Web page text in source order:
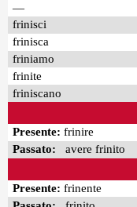
—
frinisci
frinisca
friniamo
frinite
friniscano
Presente: frinire
Passato: avere frinito
Presente: frinente